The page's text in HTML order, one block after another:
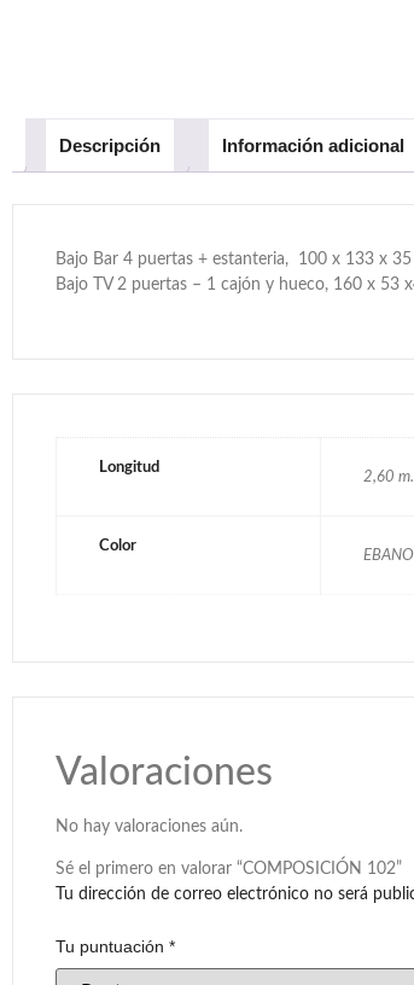
Descripción Información adicional
Bajo Bar 4 puertas + estanteria, 100 x 133 x
Bajo TV 2 puertas – 1 cajón y hueco, 160 x 53
Longitud
2,60 m.
Color
Valoraciones
No hay valoraciones aún.
Sé el primero en valorar “COMPOSICIÓN 102”
Tu dirección de correo electrónico no será
Tu puntuación *